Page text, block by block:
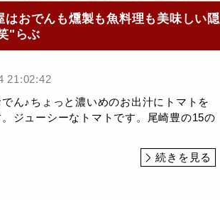
おでんも燻製も魚料理も美味しい隠
"らぶ
21:02:42
でん♪ちょっと濃いめのお出汁にトマトを
ジューシーなトマトです。尾崎豊の15の
続きを見る